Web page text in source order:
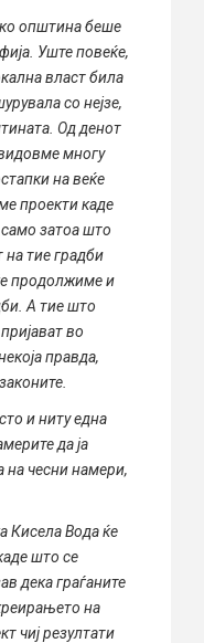
општина беше
Уште повеќе,
власт била
со нејзе,
Од денот
многу
на веќе
проекти каде
затоа што
на тие градби
продолжиме и
А тие што
во
правда,
и ниту една
да ја
на чесни намери,
Кисела Вода ќе
што се
дека граѓаните
на
чиј резултати